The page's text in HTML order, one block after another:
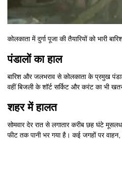
कोलकाता में दुर्गा पूजा की तैयारियों को
पंडालों का हाल
बारिश और जलभराव से कोलकाता के प्रमुख
वहीं बिजली के शॉर्ट सर्किट और करंट का भी
शहर में हालत
सोमवार देर रात से लगातार करीब छह घंटे
फीट तक पानी भर गया है। कई जगहों पर